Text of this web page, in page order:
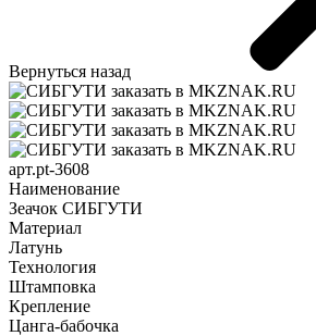
Вернуться назад
арт.pt-3608
Наименование
Зеачок СИБГУТИ
Материал
Латунь
Технология
Штамповка
Крепление
Цанга-бабочка